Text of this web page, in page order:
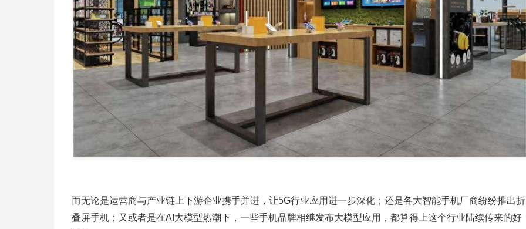
而无论是运营商与产业链上下游企业携手并进，让5G行业应用进一步深化；还是各大智能手机厂商纷纷推出折
叠屏手机；又或者是在AI大模型热潮下，一些手机品牌相继发布大模型应用，都算得上这个行业陆续传来的好